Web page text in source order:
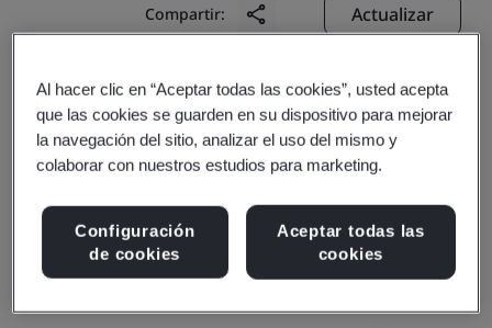
Compartir: Actualizar
Deloitte Advisory, S.L.
c/ Ercilla, 24
Bilbao
48011
Al hacer clic en “Aceptar todas las cookies”, usted acepta
que las cookies se guarden en su dispositivo para mejorar
la navegación del sitio, analizar el uso del mismo y
colaborar con nuestros estudios para marketing.
Configuración
de cookies
Aceptar todas las
cookies